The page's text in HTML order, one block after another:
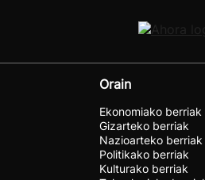
Orain
Ekonomiako berriak
Gizarteko berriak
Nazioarteko berriak
Politikako berriak
Kulturako berriak